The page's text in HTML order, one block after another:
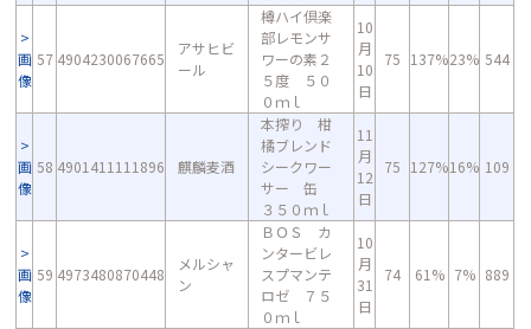
画
像
57 4904230067665
アサヒビ
ール
樽ハイ倶楽
部レモンサ
ワーの素２
５度 ５０
０ｍｌ
10
月
10
日
75 137%23% 544
画
像
58 4901411111896 麒麟麦酒
本搾り 柑
橘ブレンド
シークワー
サー 缶
３５０ｍｌ
11
月
12
日
75 127%16% 109
画
像
59 4973480870448
メルシャ
ン
ＢＯＳ カ
ンタービレ
スプマンテ
ロゼ ７５
０ｍｌ
10
月
31
日
74 61% 7% 889